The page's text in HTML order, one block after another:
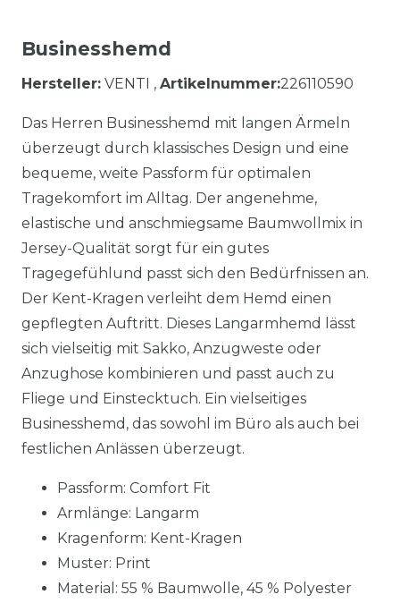
Businesshemd
Hersteller: VENTI , Artikelnummer:226110590
Das Herren Businesshemd mit langen Ärmeln
überzeugt durch klassisches Design und eine
bequeme, weite Passform für optimalen
Tragekomfort im Alltag. Der angenehme,
elastische und anschmiegsame Baumwollmix in
Jersey-Qualität sorgt für ein gutes
Tragegefühlund passt sich den Bedürfnissen an.
Der Kent-Kragen verleiht dem Hemd einen
gepflegten Auftritt. Dieses Langarmhemd lässt
sich vielseitig mit Sakko, Anzugweste oder
Anzughose kombinieren und passt auch zu
Fliege und Einstecktuch. Ein vielseitiges
Businesshemd, das sowohl im Büro als auch bei
festlichen Anlässen überzeugt.
Passform: Comfort Fit
Armlänge: Langarm
Kragenform: Kent-Kragen
Muster: Print
Material: 55 % Baumwolle, 45 % Polyester